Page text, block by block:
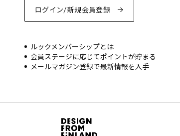
ログイン/新規会員登録
ルックメンバーシップとは
会員ステージに応じてポイントが貯まる
メールマガジン登録で最新情報を入手